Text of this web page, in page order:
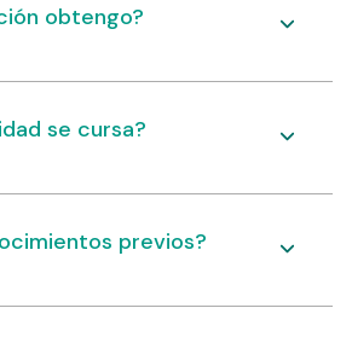
obtengo?
se cursa?
previos?